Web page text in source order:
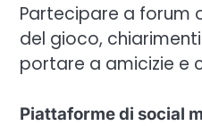
Partecipare a forum
del gioco,
portare a amicizie e
Piattaforme di social